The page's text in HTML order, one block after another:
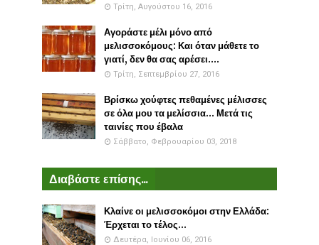
Τρίτη, Αυγούστου 16, 2016
Αγοράστε μέλι μόνο από
μελισσοκόμους: Και όταν μάθετε το
γιατί, δεν θα σας αρέσει....
Τρίτη, Σεπτεμβρίου 27, 2016
Βρίσκω χούφτες πεθαμένες μέλισσες
σε όλα μου τα μελίσσια... Μετά τις
ταινίες που έβαλα
Σάββατο, Φεβρουαρίου 03, 2018
Διαβάστε επίσης...
Κλαίνε οι μελισσοκόμοι στην Ελλάδα:
Έρχεται το τέλος...
Δευτέρα, Ιουνίου 06, 2016